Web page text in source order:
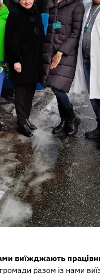
виїжджають
разом із нами